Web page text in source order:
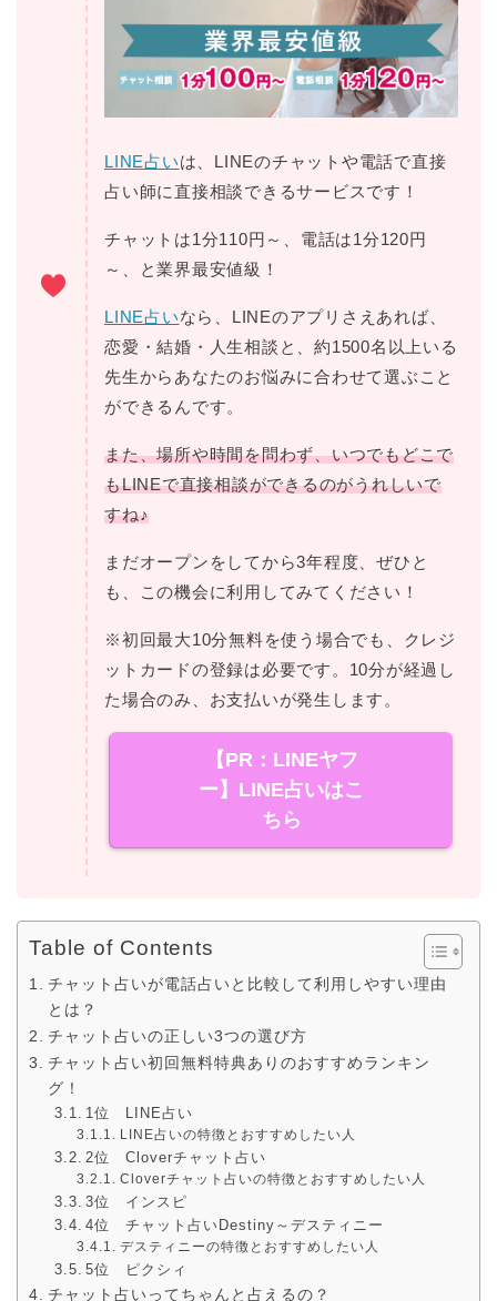
LINE占いは、LINEのチャットや電話で直接
占い師に直接相談できるサービスです！
チャットは1分110円～、電話は1分120円
～、と業界最安値級！
LINE占いなら、LINEのアプリさえあれば、
恋愛・結婚・人生相談と、約1500名以上いる
先生からあなたのお悩みに合わせて選ぶこと
ができるんです。
また、場所や時間を問わず、いつでもどこで
もLINEで直接相談ができるのがうれしいで
すね♪
まだオープンをしてから3年程度、ぜひと
も、この機会に利用してみてください！
※初回最大10分無料を使う場合でも、クレジ
ットカードの登録は必要です。10分が経過し
た場合のみ、お支払いが発生します。
【PR：LINEヤフ
ー】LINE占いはこ
ちら
Table of Contents
チャット占いが電話占いと比較して利用しやすい理由
とは？
チャット占いの正しい3つの選び方
チャット占い初回無料特典ありのおすすめランキン
グ！
1位 LINE占い
LINE占いの特徴とおすすめしたい人
2位 Cloverチャット占い
Cloverチャット占いの特徴とおすすめしたい人
3位 インスピ
4位 チャット占いDestiny～デスティニー
デスティニーの特徴とおすすめしたい人
5位 ピクシィ
チャット占いってちゃんと占えるの？